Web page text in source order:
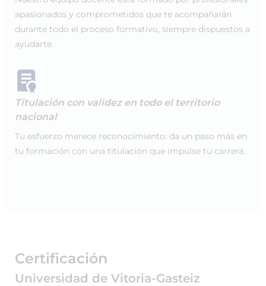
apasionados y comprometidos que te acompañarán
durante todo el proceso formativo, siempre dispuestos a
ayudarte.
Titulación con validez en todo el territorio
nacional
Tu esfuerzo merece reconocimiento: da un paso más en
tu formación con una titulación que impulse tu carrera.
Certificación
Universidad de Vitoria-Gasteiz